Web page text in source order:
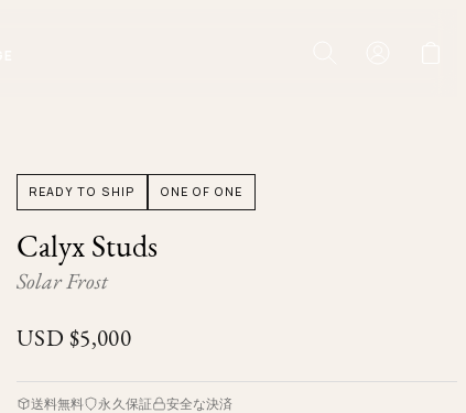
READY TO SHIP ONE OF ONE
Calyx Studs
Solar Frost
USD $5,000
送料無料 永久保証 安全な決済